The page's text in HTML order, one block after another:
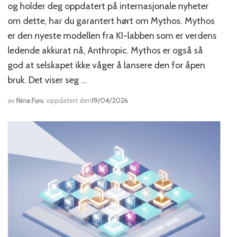
og holder deg oppdatert på internasjonale nyheter
om dette, har du garantert hørt om Mythos. Mythos
er den nyeste modellen fra KI-labben som er verdens
ledende akkurat nå, Anthropic. Mythos er også så
god at selskapet ikke våger å lansere den for åpen
bruk. Det viser seg …
avNina Furu oppdatert den19/04/2026